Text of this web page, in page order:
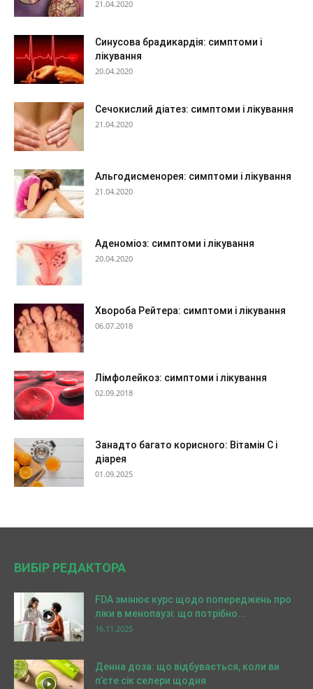
21.04.2020
Синусова брадикардія: симптоми і
лікування
20.04.2020
Сечокислий діатез: симптоми і лікування
21.04.2020
Альгодисменорея: симптоми і лікування
21.04.2020
Аденоміоз: симптоми і лікування
20.04.2020
Хвороба Рейтера: симптоми і лікування
06.07.2018
Лімфолейкоз: симптоми і лікування
02.09.2018
Занадто багато корисного: Вітамін C і
діарея
01.09.2025
ВИБІР РЕДАКТОРА
FDA змінює курс щодо попереджень про
ліки в менопаузі: що потрібно...
16.11.2025
Денна доза: що відбувається, коли ви
п’єте сік селери щодня